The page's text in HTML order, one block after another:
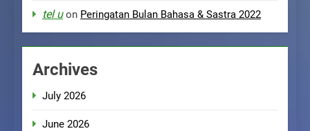
tel uon Peringatan Bulan Bahasa & Sastra 2022
Archives
July 2026
June 2026